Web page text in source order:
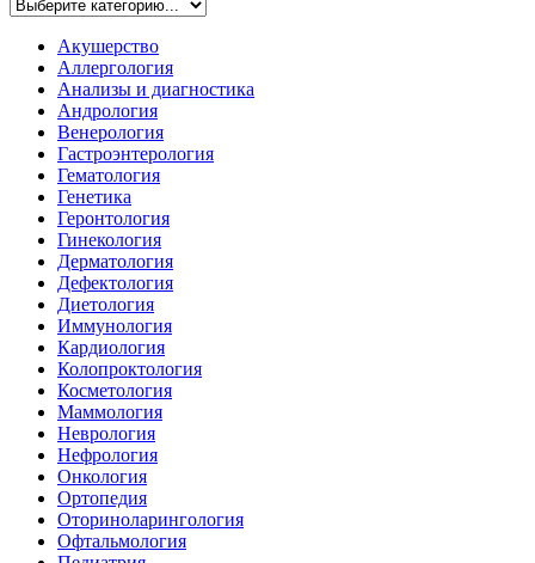
Акушерство
Аллергология
Анализы и диагностика
Андрология
Венерология
Гастроэнтерология
Гематология
Генетика
Геронтология
Гинекология
Дерматология
Дефектология
Диетология
Иммунология
Кардиология
Колопроктология
Косметология
Маммология
Неврология
Нефрология
Онкология
Ортопедия
Оториноларингология
Офтальмология